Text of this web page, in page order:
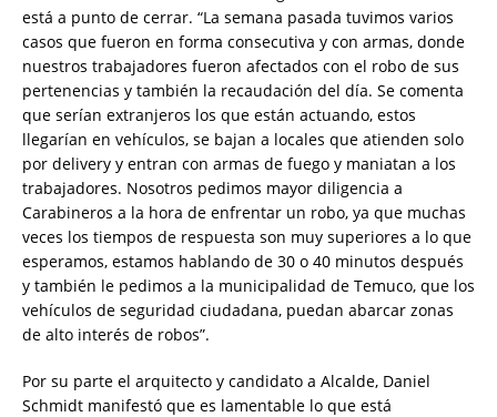
está a punto de cerrar. “La semana pasada tuvimos varios
casos que fueron en forma consecutiva y con armas, donde
nuestros trabajadores fueron afectados con el robo de sus
pertenencias y también la recaudación del día. Se comenta
que serían extranjeros los que están actuando, estos
llegarían en vehículos, se bajan a locales que atienden solo
por delivery y entran con armas de fuego y maniatan a los
trabajadores. Nosotros pedimos mayor diligencia a
Carabineros a la hora de enfrentar un robo, ya que muchas
veces los tiempos de respuesta son muy superiores a lo que
esperamos, estamos hablando de 30 o 40 minutos después
y también le pedimos a la municipalidad de Temuco, que los
vehículos de seguridad ciudadana, puedan abarcar zonas
de alto interés de robos”.
Por su parte el arquitecto y candidato a Alcalde, Daniel
Schmidt manifestó que es lamentable lo que está